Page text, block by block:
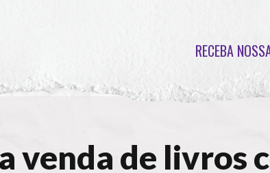
RECEBA
venda de livros